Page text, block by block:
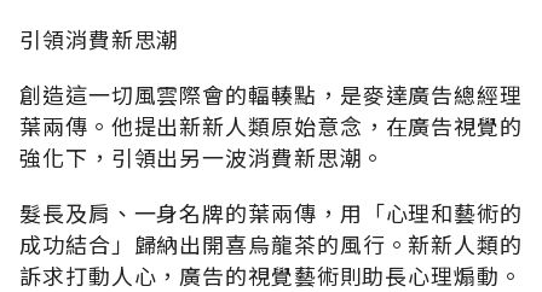
引領消費新思潮
創造這一切風雲際會的輻輳點，是麥達廣告總經理
葉兩傳。他提出新新人類原始意念，在廣告視覺的
強化下，引領出另一波消費新思潮。
髮長及肩、一身名牌的葉兩傳，用「心理和藝術的
成功結合」歸納出開喜烏龍茶的風行。新新人類的
訴求打動人心，廣告的視覺藝術則助長心理煽動。